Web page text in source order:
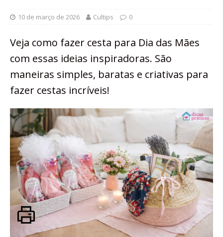
10 de março de 2026 Cultips 0
Veja como fazer cesta para Dia das Mães
com essas ideias inspiradoras. São
maneiras simples, baratas e criativas para
fazer cestas incríveis!